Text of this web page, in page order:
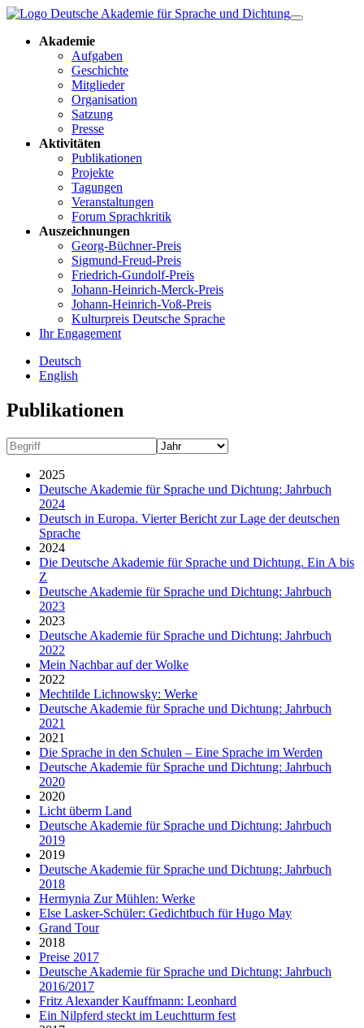
Akademie
Aufgaben
Geschichte
Mitglieder
Organisation
Satzung
Presse
Aktivitäten
Publikationen
Projekte
Tagungen
Veranstaltungen
Forum Sprachkritik
Auszeichnungen
Georg-Büchner-Preis
Sigmund-Freud-Preis
Friedrich-Gundolf-Preis
Johann-Heinrich-Merck-Preis
Johann-Heinrich-Voß-Preis
Kulturpreis Deutsche Sprache
Ihr Engagement
Deutsch
English
Publikationen
2025
Deutsche Akademie für Sprache und Dichtung: Jahrbuch
2024
Deutsch in Europa. Vierter Bericht zur Lage der deutschen
Sprache
2024
Die Deutsche Akademie für Sprache und Dichtung. Ein A bis
Z
Deutsche Akademie für Sprache und Dichtung: Jahrbuch
2023
2023
Deutsche Akademie für Sprache und Dichtung: Jahrbuch
2022
Mein Nachbar auf der Wolke
2022
Mechtilde Lichnowsky: Werke
Deutsche Akademie für Sprache und Dichtung: Jahrbuch
2021
2021
Die Sprache in den Schulen – Eine Sprache im Werden
Deutsche Akademie für Sprache und Dichtung: Jahrbuch
2020
2020
Licht überm Land
Deutsche Akademie für Sprache und Dichtung: Jahrbuch
2019
2019
Deutsche Akademie für Sprache und Dichtung: Jahrbuch
2018
Hermynia Zur Mühlen: Werke
Else Lasker-Schüler: Gedichtbuch für Hugo May
Grand Tour
2018
Preise 2017
Deutsche Akademie für Sprache und Dichtung: Jahrbuch
2016/2017
Fritz Alexander Kauffmann: Leonhard
Ein Nilpferd steckt im Leuchtturm fest